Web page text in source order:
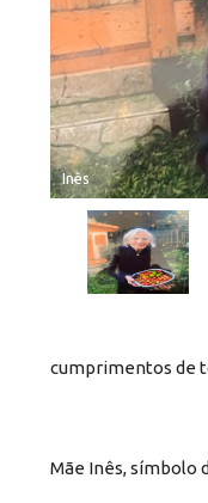
Inês
cumprimentos de
Mãe Inês, símbolo